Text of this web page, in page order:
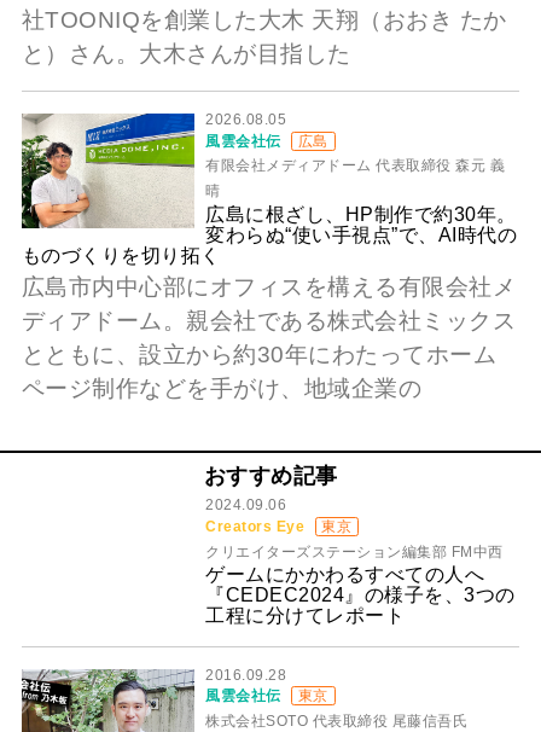
社TOONIQを創業した大木 天翔（おおき たか
と）さん。大木さんが目指した
2026.08.05
風雲会社伝
広島
有限会社メディアドーム 代表取締役 森元 義
晴
広島に根ざし、HP制作で約30年。
変わらぬ“使い手視点”で、AI時代の
ものづくりを切り拓く
広島市内中心部にオフィスを構える有限会社メ
ディアドーム。親会社である株式会社ミックス
とともに、設立から約30年にわたってホーム
ページ制作などを手がけ、地域企業の
おすすめ記事
2024.09.06
Creators Eye
東京
クリエイターズステーション編集部 FM中西
ゲームにかかわるすべての人へ
『CEDEC2024』の様子を、3つの
工程に分けてレポート
2016.09.28
風雲会社伝
東京
株式会社SOTO 代表取締役 尾藤信吾氏